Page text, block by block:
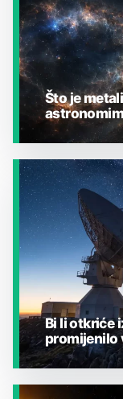
JESTE LI
Što je
Bi li otkriće
promijenilo